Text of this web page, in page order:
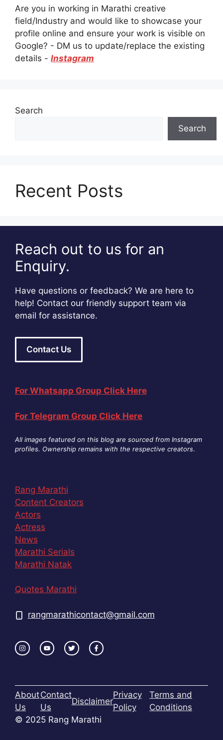
Are you in working in Marathi creative
field/Industry and would like to showcase your
profile online and ensure your work is visible on
Google? - DM us to update/replace the existing
details - Instagram
Search
Search
Recent Posts
Reach out to us for an
Enquiry.
Have questions or feedback? We are here to
help! Contact our friendly support team via
email for assistance.
Contact Us
For Whatsapp Group Click Here
For Telegram Group Click Here
All images featured on this blog are sourced from Instagram
profiles. Ownership remains with the respective creators.
Rang Marathi
Content Creators
Actors
Actress
News
Marathi Serials
Marathi Natak
Quotes Marathi
rangmarathicontact@gmail.com
About
Us
Contact
Us
Disclaimer
Privacy
Policy
Terms and
Conditions
© 2025 Rang Marathi